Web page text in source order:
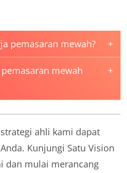
pemasaran mewah?
mewah
ahli kami dapat
Kunjungi Satu Vision
dan mulai merancang